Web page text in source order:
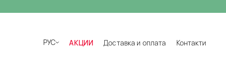
РУС АКЦИИ Доставка и оплата Контакти